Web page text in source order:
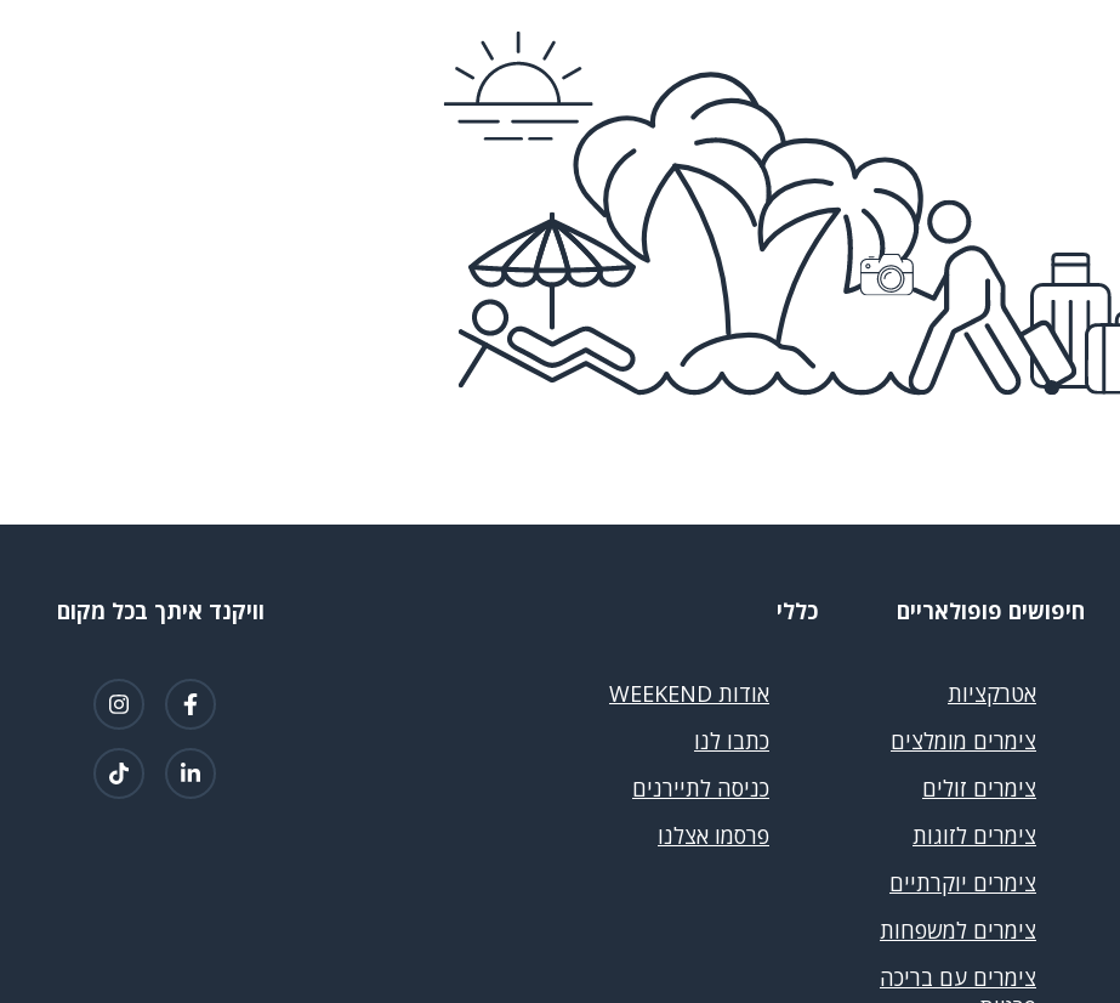
חיפושים פופולאריים
אטרקציות
צימרים מומלצים
צימרים זולים
צימרים לזוגות
צימרים יוקרתיים
צימרים למשפחות
צימרים עם בריכה
כללי
אודות WEEKEND
כתבו לנו
כניסה לתיירנים
פרסמו אצלנו
וויקנד איתך בכל מקום